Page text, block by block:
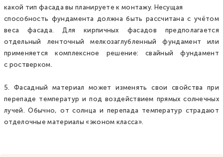
какой тип фасада вы планируете к монтажу. Несущая
способность фундамента должна быть рассчитана с учётом
веса фасада. Для кирпичных фасадов предполагается
отдельный ленточный мелкозаглубленный фундамент или
применяется комплексное решение: свайный фундамент
с ростверком.
5. Фасадный материал может изменять свои свойства при
перепаде температур и под воздействием прямых солнечных
лучей. Обычно, от солнца и перепада температур страдают
отделочные материалы «эконом класса».